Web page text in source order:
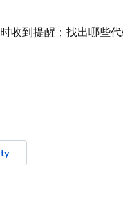
收到提醒；找出哪些